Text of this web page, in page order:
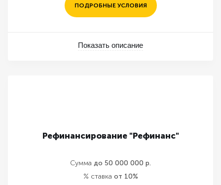
ПОДРОБНЫЕ УСЛОВИЯ
Показать описание
Рефинансирование "Рефинанс"
Сумма до 50 000 000 р.
% ставка от 10%